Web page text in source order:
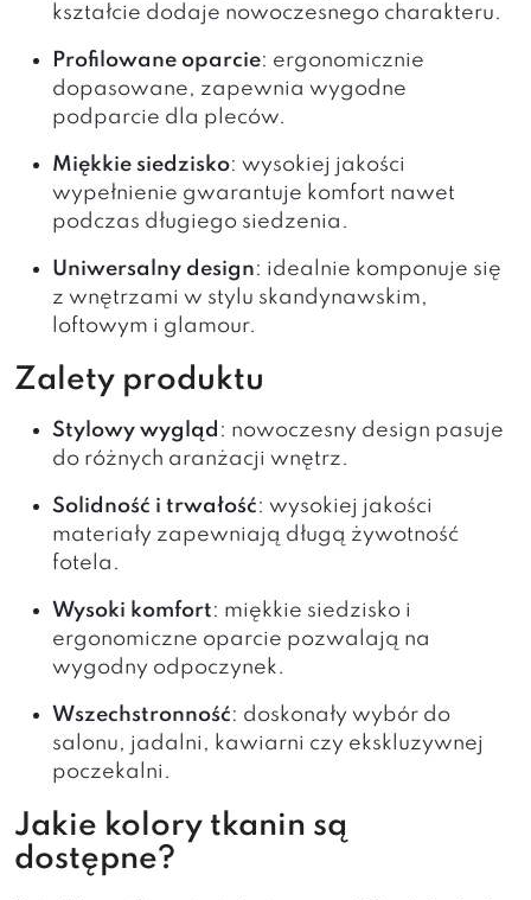
kształcie dodaje nowoczesnego charakteru.
Profilowane oparcie: ergonomicznie
dopasowane, zapewnia wygodne
podparcie dla pleców.
Miękkie siedzisko: wysokiej jakości
wypełnienie gwarantuje komfort nawet
podczas długiego siedzenia.
Uniwersalny design: idealnie komponuje się
z wnętrzami w stylu skandynawskim,
loftowym i glamour.
Zalety produktu
Stylowy wygląd : nowoczesny design pasuje
do różnych aranżacji wnętrz.
Solidność i trwałość: wysokiej jakości
materiały zapewniają długą żywotność
fotela.
Wysoki komfort: miękkie siedzisko i
ergonomiczne oparcie pozwalają na
wygodny odpoczynek.
Wszechstronność: doskonały wybór do
salonu, jadalni, kawiarni czy ekskluzywnej
poczekalni.
Jakie kolory tkanin są
dostępne?